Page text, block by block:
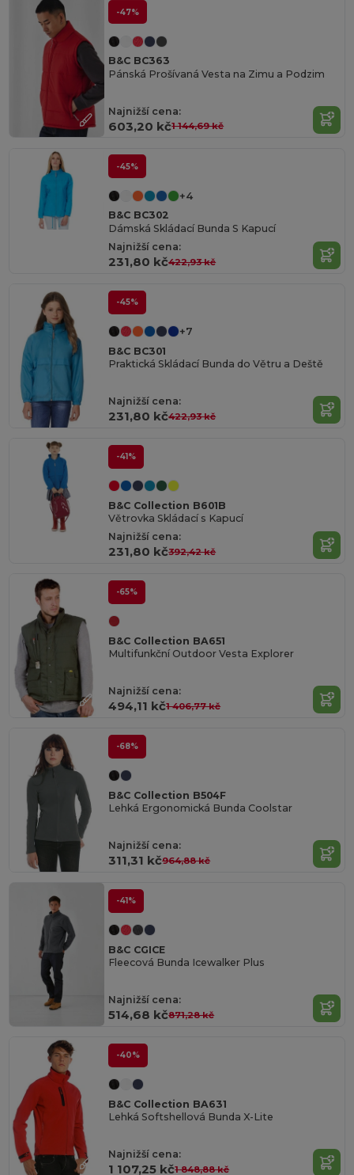
-47%
B&C BC363
Pánská Prošívaná Vesta na Zimu a Podzim
Najnižší cena:
603,20 kč1 144,69 kč
-45%
+4
B&C BC302
Dámská Skládací Bunda S Kapucí
Najnižší cena:
231,80 kč422,93 kč
-45%
+7
B&C BC301
Praktická Skládací Bunda do Větru a Deště
Najnižší cena:
231,80 kč422,93 kč
-41%
B&C Collection B601B
Větrovka Skládací s Kapucí
Najnižší cena:
231,80 kč392,42 kč
-65%
B&C Collection BA651
Multifunkční Outdoor Vesta Explorer
Najnižší cena:
494,11 kč1 406,77 kč
-68%
B&C Collection B504F
Lehká Ergonomická Bunda Coolstar
Najnižší cena:
311,31 kč964,88 kč
-41%
B&C CGICE
Fleecová Bunda Icewalker Plus
Najnižší cena:
514,68 kč871,28 kč
-40%
B&C Collection BA631
Lehká Softshellová Bunda X-Lite
Najnižší cena:
1 107,25 kč1 848,88 kč